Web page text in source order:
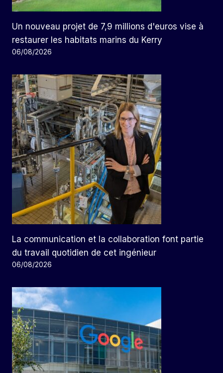
Un nouveau projet de 7,9 millions d'euros vise à
restaurer les habitats marins du Kerry
06/08/2026
La communication et la collaboration font partie
du travail quotidien de cet ingénieur
06/08/2026